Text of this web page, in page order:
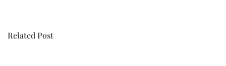
Related Post